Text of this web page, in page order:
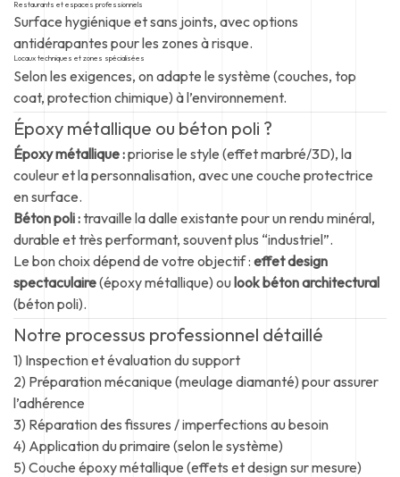
Restaurants et espaces professionnels
Surface hygiénique et sans joints, avec options
antidérapantes pour les zones à risque.
Locaux techniques et zones spécialisées
Selon les exigences, on adapte le système (couches, top
coat, protection chimique) à l’environnement.
Époxy métallique ou béton poli ?
Époxy métallique :priorise le style (effet marbré/3D), la
couleur et la personnalisation, avec une couche protectrice
en surface.
Béton poli :travaille la dalle existante pour un rendu minéral,
durable et très performant, souvent plus “industriel”.
Le bon choix dépend de votre objectif : effet design
spectaculaire(époxy métallique) oulook béton architectural
(béton poli).
Notre processus professionnel détaillé
1) Inspection et évaluation du support
2) Préparation mécanique (meulage diamanté) pour assurer
l’adhérence
3) Réparation des fissures / imperfections au besoin
4) Application du primaire (selon le système)
5) Couche époxy métallique (effets et design sur mesure)